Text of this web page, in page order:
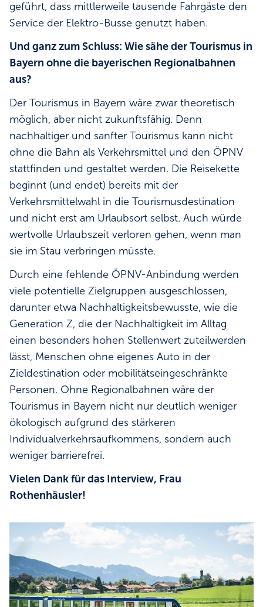
geführt, dass mittlerweile tausende Fahrgäste den
Service der Elektro-Busse genutzt haben.
Und ganz zum Schluss: Wie sähe der Tourismus in
Bayern ohne die bayerischen Regionalbahnen
aus?
Der Tourismus in Bayern wäre zwar theoretisch
möglich, aber nicht zukunftsfähig. Denn
nachhaltiger und sanfter Tourismus kann nicht
ohne die Bahn als Verkehrsmittel und den ÖPNV
stattfinden und gestaltet werden. Die Reisekette
beginnt (und endet) bereits mit der
Verkehrsmittelwahl in die Tourismusdestination
und nicht erst am Urlaubsort selbst. Auch würde
wertvolle Urlaubszeit verloren gehen, wenn man
sie im Stau verbringen müsste.
Durch eine fehlende ÖPNV-Anbindung werden
viele potentielle Zielgruppen ausgeschlossen,
darunter etwa Nachhaltigkeitsbewusste, wie die
Generation Z, die der Nachhaltigkeit im Alltag
einen besonders hohen Stellenwert zuteilwerden
lässt, Menschen ohne eigenes Auto in der
Zieldestination oder mobilitätseingeschränkte
Personen. Ohne Regionalbahnen wäre der
Tourismus in Bayern nicht nur deutlich weniger
ökologisch aufgrund des stärkeren
Individualverkehrsaufkommens, sondern auch
weniger barrierefrei.
Vielen Dank für das Interview, Frau
Rothenhäusler!